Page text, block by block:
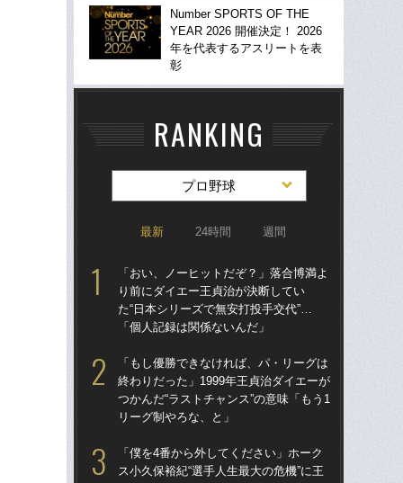
Number SPORTS OF THE
YEAR 2026 開催決定！ 2026
年を代表するアスリートを表
彰
RANKING
プロ野球
最新 24時間 週間
「おい、ノーヒットだぞ？」落合博満よ
り前にダイエー王貞治が決断してい
た“日本シリーズで無安打投手交代”…
「個人記録は関係ないんだ」
「もし優勝できなければ、パ・リーグは
終わりだった」1999年王貞治ダイエーが
つかんだ“ラストチャンス”の意味「もう1
リーグ制やろな、と」
「僕を4番から外してください」ホーク
ス小久保裕紀“選手人生最大の危機”に王